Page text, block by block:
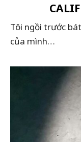
Tôi ngồi trước
của mình…